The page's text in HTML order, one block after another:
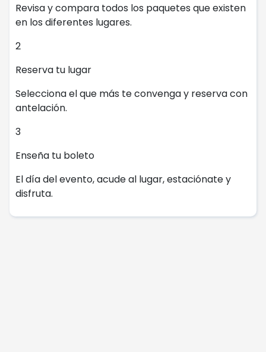
Revisa y compara todos los paquetes que existen
en los diferentes lugares.
2
Reserva tu lugar
Selecciona el que más te convenga y reserva con
antelación.
3
Enseña tu boleto
El día del evento, acude al lugar, estaciónate y
disfruta.